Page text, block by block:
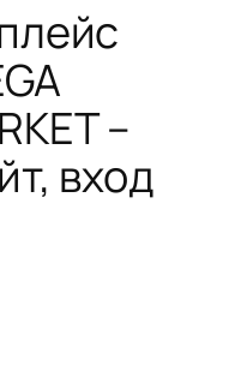
–
вход